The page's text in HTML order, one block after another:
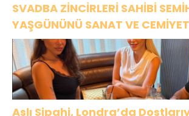
SVADBA ZİNCİRLERİ SAHİBİ
YAŞGÜNÜNÜ SANAT VE
ÜNLÜ İSİMLERİYLE KUTLADI!
Aslı Sipahi, Londra’da